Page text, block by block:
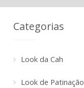
Categorias
Look da Cah
Look de Patinação